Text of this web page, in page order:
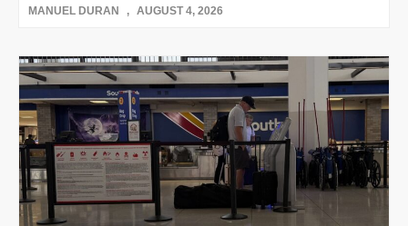
MANUEL DURAN AUGUST 4, 2026